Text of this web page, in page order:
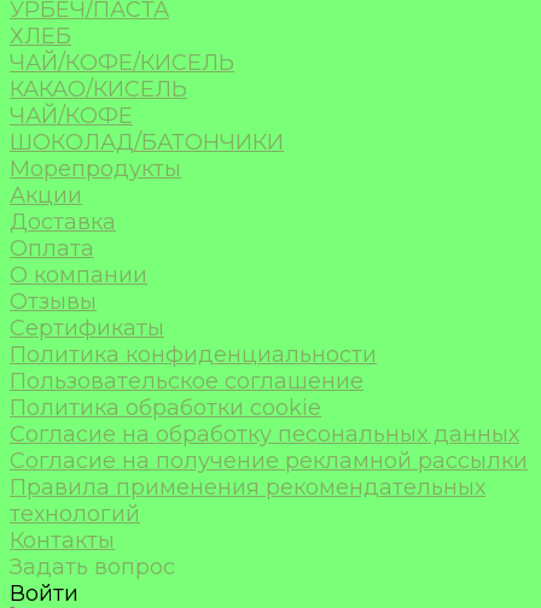
УРБЕЧ/ПАСТА
ХЛЕБ
ЧАЙ/КОФЕ/КИСЕЛЬ
КАКАО/КИСЕЛЬ
ЧАЙ/КОФЕ
ШОКОЛАД/БАТОНЧИКИ
Морепродукты
Акции
Доставка
Оплата
О компании
Отзывы
Сертификаты
Политика конфиденциальности
Пользовательское соглашение
Политика обработки cookie
Согласие на обработку песональных данных
Согласие на получение рекламной рассылки
Правила применения рекомендательных
технологий
Контакты
Задать вопрос
Войти